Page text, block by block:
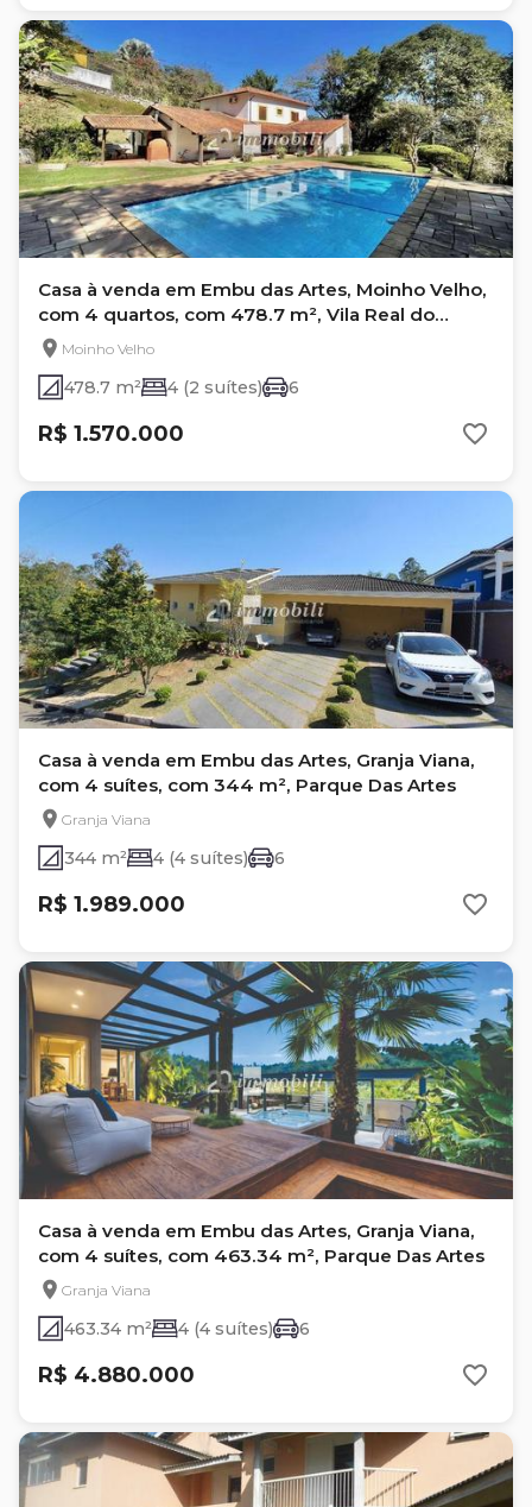
Casa à venda em Embu das Artes, Moinho Velho,
com 4 quartos, com 478.7 m², Vila Real do
Moinho Velho
Moinho Velho
478.7 m² 4 (2 suítes) 6
R$ 1.570.000
Casa à venda em Embu das Artes, Granja Viana,
com 4 suítes, com 344 m², Parque Das Artes
Granja Viana
344 m² 4 (4 suítes) 6
R$ 1.989.000
Casa à venda em Embu das Artes, Granja Viana,
com 4 suítes, com 463.34 m², Parque Das Artes
Granja Viana
463.34 m² 4 (4 suítes) 6
R$ 4.880.000